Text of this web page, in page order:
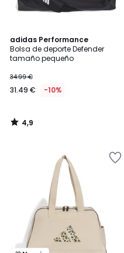
adidas Performance
Bolsa de deporte Defender
tamaño pequeño
34.99 €
31.49 € -10%
4,9
/ 5
4,9
/